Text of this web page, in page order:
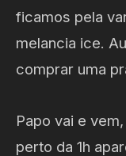
ficamos pela
melancia ice.
comprar uma
Papo vai e
perto da 1h